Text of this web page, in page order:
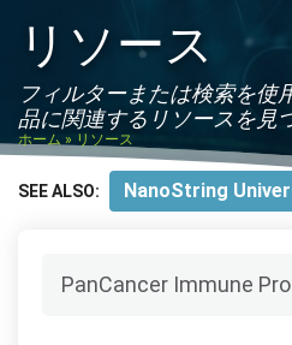
リソース
フィルターまたは検索を使
品に関連するリソースを見
ホーム » リソース
SEE ALSO: NanoString